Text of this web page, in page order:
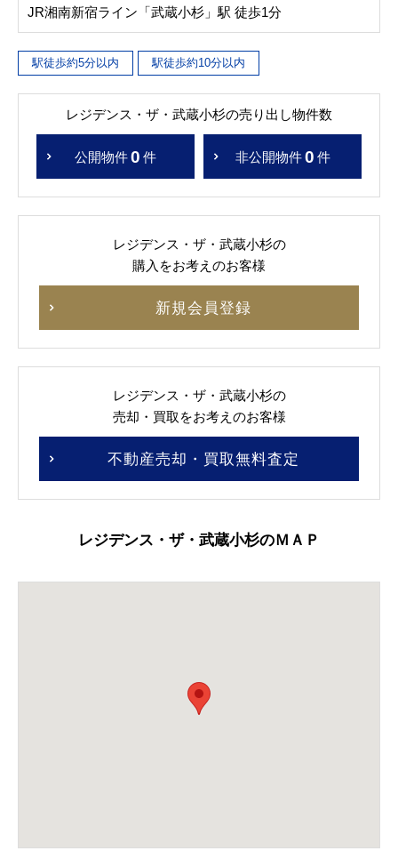
JR湘南新宿ライン「武蔵小杉」駅 徒歩1分
駅徒歩約5分以内 駅徒歩約10分以内
レジデンス・ザ・武蔵小杉の売り出し物件数
公開物件0 件 非公開物件 0 件
レジデンス・ザ・武蔵小杉の
購入をお考えのお客様
新規会員登録
レジデンス・ザ・武蔵小杉の
売却・買取をお考えのお客様
不動産売却・買取無料査定
レジデンス・ザ・武蔵小杉のＭＡＰ